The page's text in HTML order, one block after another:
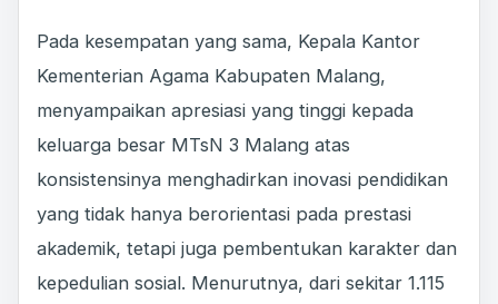
Pada kesempatan yang sama, Kepala Kantor
Kementerian Agama Kabupaten Malang,
menyampaikan apresiasi yang tinggi kepada
keluarga besar MTsN 3 Malang atas
konsistensinya menghadirkan inovasi pendidikan
yang tidak hanya berorientasi pada prestasi
akademik, tetapi juga pembentukan karakter dan
kepedulian sosial. Menurutnya, dari sekitar 1.115